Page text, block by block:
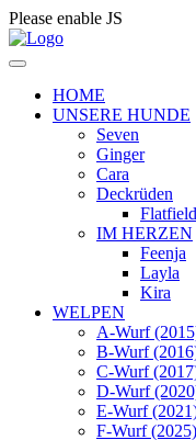
Please enable JS
HOME
UNSERE HUNDE
Seven
Ginger
Cara
Deckrüden
IM HERZEN
Feenja
Layla
Kira
WELPEN
A-Wurf
B-Wurf
C-Wurf
D-Wurf
E-Wurf
F-Wurf (2025)